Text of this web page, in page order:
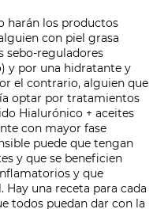
harán los productos
con piel grasa
sebo-reguladores
y por una hidratante y
el contrario, alguien que
optar por tratamientos
Hialurónico + aceites
con mayor fase
puede que tengan
y que se beneficien
y que
Hay una receta para cada
todos puedan dar con la